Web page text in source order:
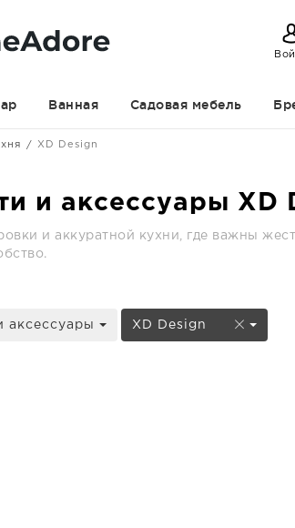
Ванная Садовая мебель
XD Design
и аксессуары XD
и аккуратной кухни, где важны
аксессуары XD Design